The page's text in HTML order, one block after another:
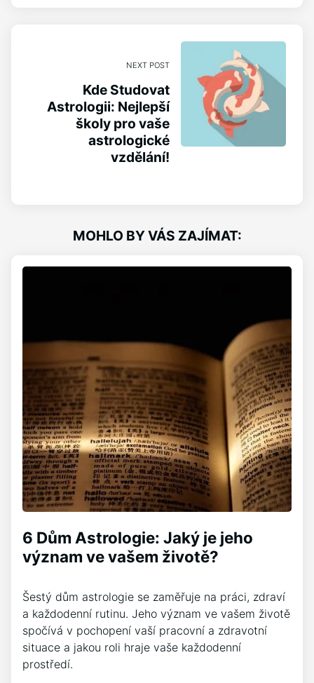
NEXT POST
Kde Studovat
Astrologii: Nejlepší
školy pro vaše
astrologické
vzdělání!
MOHLO BY VÁS ZAJÍMAT:
6 Dům Astrologie: Jaký je jeho
význam ve vašem životě?
Šestý dům astrologie se zaměřuje na práci, zdraví
a každodenní rutinu. Jeho význam ve vašem životě
spočívá v pochopení vaší pracovní a zdravotní
situace a jakou roli hraje vaše každodenní
prostředí.